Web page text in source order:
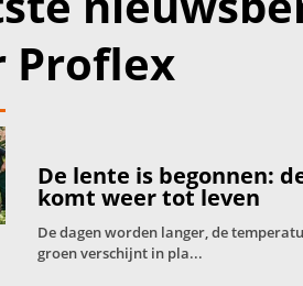
Proflex
De lente is begonnen:
komt weer tot leven
De dagen worden langer, de
groen verschijnt in pla...